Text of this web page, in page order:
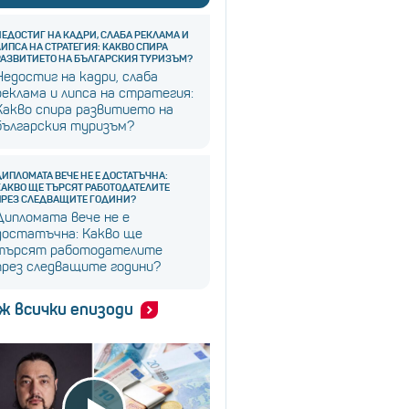
НА КАДРИ, СЛАБА РЕКЛАМА И
НА СТРАТЕГИЯ: КАКВО СПИРА
НА БЪЛГАРСКИЯ ТУРИЗЪМ?
на кадри, слаба
и липса на стратегия:
спира развитието на
туризъм?
ВЕЧЕ НЕ Е ДОСТАТЪЧНА:
ЩЕ ТЪРСЯТ РАБОТОДАТЕЛИТЕ
СЛЕДВАЩИТЕ ГОДИНИ?
вече не е
Какво ще
работодателите
следващите години?
всички епизоди